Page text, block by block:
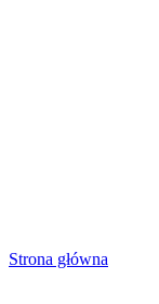
Strona główna